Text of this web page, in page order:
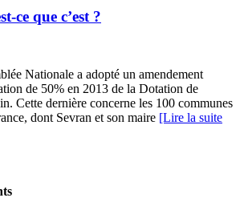
ce que c’est ?
Nationale a adopté un amendement
de 50% en 2013 de la Dotation de
Cette dernière concerne les 100 communes
dont Sevran et son maire [Lire la suite